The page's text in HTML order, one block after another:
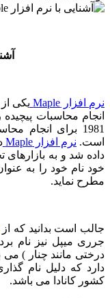
نرم افزار Maple یکی
انجام محاسبات
1981 برای انجام محاسباتی در دانشگاه
است. نرم افزارMaple
داده شد و به بازارهای
خود نام خود را به
مطرح نماید.
جالب است بدانید که از
جرری میپل نیز نام
درختی مانند چنار )
دارد که دلیل نام
کشور کانادا می باشد.